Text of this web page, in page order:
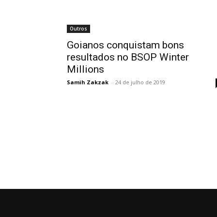
Outros
Goianos conquistam bons
resultados no BSOP Winter
Millions
Samih Zakzak - 24 de julho de 2019